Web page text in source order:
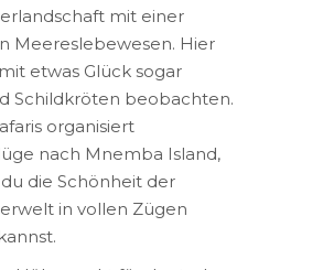
mit einer
Meereslebewesen. Hier
etwas Glück sogar
Schildkröten beobachten.
organisiert
nach Mnemba Island,
die Schönheit der
in vollen Zügen